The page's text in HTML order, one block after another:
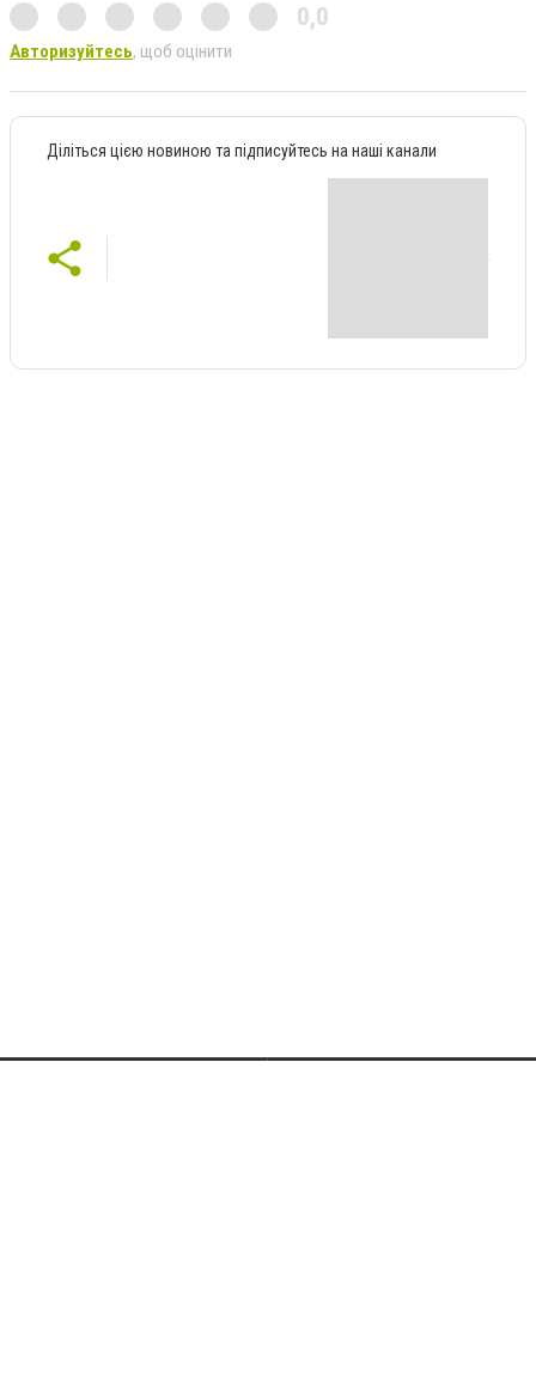
0,0
Авторизуйтесь, щоб оцінити
Діліться цією новиною та підписуйтесь на наші канали